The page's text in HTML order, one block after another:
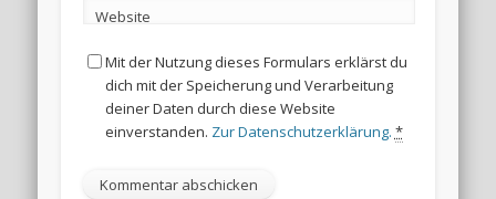
Website
Mit der Nutzung dieses Formulars erklärst du
dich mit der Speicherung und Verarbeitung
deiner Daten durch diese Website
einverstanden. Zur Datenschutzerklärung. *